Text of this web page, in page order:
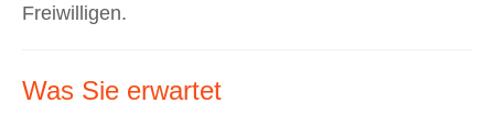
Freiwilligen.
Was Sie erwartet